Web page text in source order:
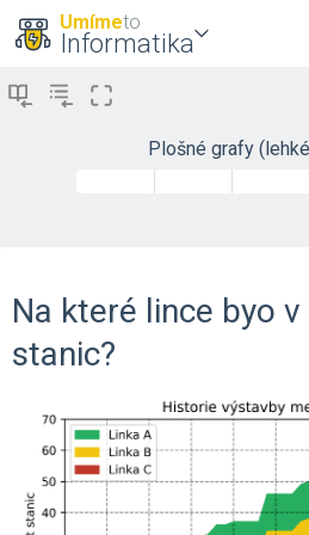
Umímeto
Informatika
Plošné grafy
Na které lince byo
stanic?